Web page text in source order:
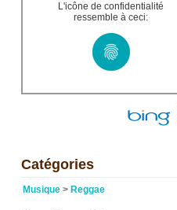
L'icône de confidentialité
ressemble à ceci:
Catégories
Musique > Reggae